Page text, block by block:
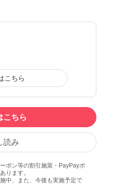
こちら
こちら
読み
ポン等の割引施策・PayPayポ
ります。
中、また、今後も実施予定で